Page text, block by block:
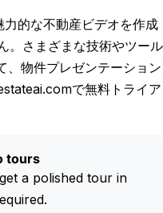
的な不動産ビデオを作成
。さまざまな技術やツール
物件プレゼンテーション
で無料トライア
tours
a polished tour in